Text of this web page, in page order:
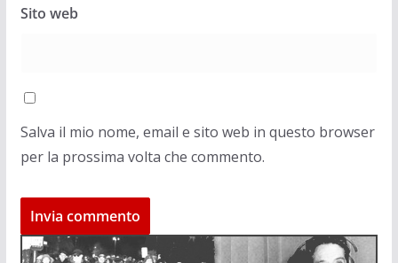
Sito web
Salva il mio nome, email e sito web in questo browser
per la prossima volta che commento.